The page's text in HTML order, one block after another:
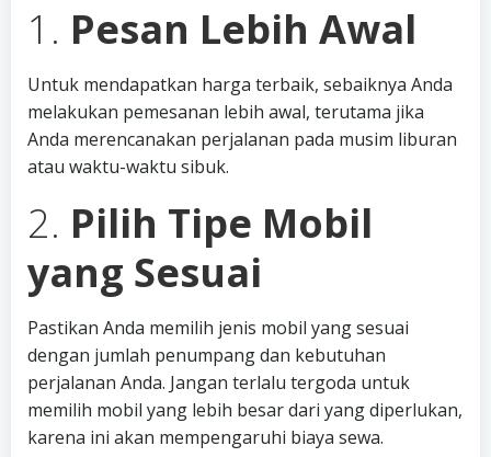
1. Pesan Lebih Awal
Untuk mendapatkan harga terbaik, sebaiknya Anda
melakukan pemesanan lebih awal, terutama jika
Anda merencanakan perjalanan pada musim liburan
atau waktu-waktu sibuk.
2. Pilih Tipe Mobil
yang Sesuai
Pastikan Anda memilih jenis mobil yang sesuai
dengan jumlah penumpang dan kebutuhan
perjalanan Anda. Jangan terlalu tergoda untuk
memilih mobil yang lebih besar dari yang diperlukan,
karena ini akan mempengaruhi biaya sewa.